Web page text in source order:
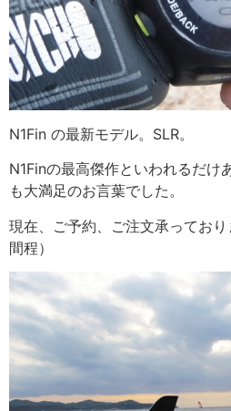
N1Fin の最新モデル。SLR。
N1Finの最高傑作といわれるだけ
も大満足のお言葉でした。
現在、ご予約、ご注文承ってお
間程）